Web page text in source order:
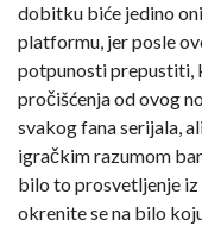
dobitku biće jedino
platformu, jer posle
potpunosti prepustiti,
pročišćenja od ovog
svakog fana serijala,
igračkim razumom
bilo to prosvetljenje
okrenite se na bilo